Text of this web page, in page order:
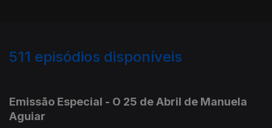
511 episódios disponíveis
Emissão Especial - O 25 de Abril de Manuela
Aguiar